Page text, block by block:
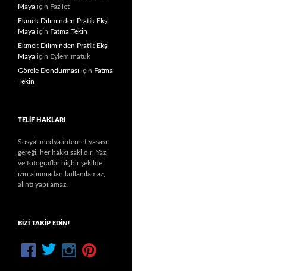
Maya için Fazilet
Ekmek Diliminden Pratik Ekşi
Maya için Fatma Tekin
Ekmek Diliminden Pratik Ekşi
Maya için Eylem matuk
Görele Dondurması için Fatma
Tekin
TELIF HAKLARI
Sosyal medya internet yasası
gereği, her hakkı saklıdır. Yazı
ve fotoğraflar hiçbir şekilde
izin alınmadan kullanılamaz,
alıntı yapılamaz.
BIZI TAKIP EDIN!